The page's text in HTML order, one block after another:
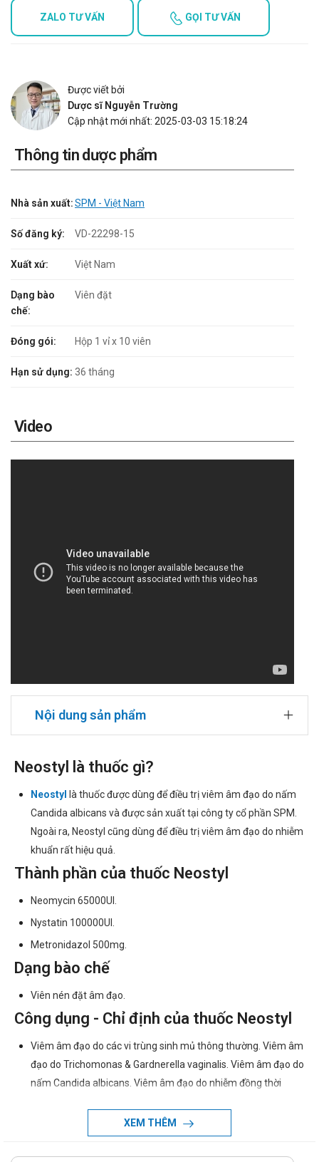
ZALO TƯ VẤN GỌI TƯ VẤN
Được viết bởi
Dược sĩ Nguyễn Trường
Cập nhật mới nhất: 2025-03-03 15:18:24
Thông tin dược phẩm
Nhà sản xuất:SPM - Việt Nam
Số đăng ký: VD-22298-15
Xuất xứ: Việt Nam
Dạng bào
chế:
Viên đặt
Đóng gói: Hộp 1 vỉ x 10 viên
Hạn sử dụng: 36 tháng
Video
Nội dung sản phẩm
Neostyl là thuốc gì?
Neostyl
là thuốc được dùng để điều trị viêm âm đạo do nấm
Candida albicans và được sản xuất tại công ty cổ phần SPM.
Ngoài ra, Neostyl cũng dùng để điều trị viêm âm đạo do nhiễm
khuẩn rất hiệu quả.
Thành phần của thuốc Neostyl
Neomycin 65000UI.
Nystatin 100000UI.
Metronidazol 500mg.
Dạng bào chế
Viên nén đặt âm đạo.
Công dụng - Chỉ định của thuốc Neostyl
Viêm âm đạo do các vi trùng sinh mủ thông thường. Viêm âm
đạo do Trichomonas & Gardnerella vaginalis. Viêm âm đạo do
nấm Candida albicans. Viêm âm đạo do nhiễm đồng thời
hợp. Phòng ngừa 5 ngày trước & sau các thủ thuật phụ khoa.
XEM THÊM